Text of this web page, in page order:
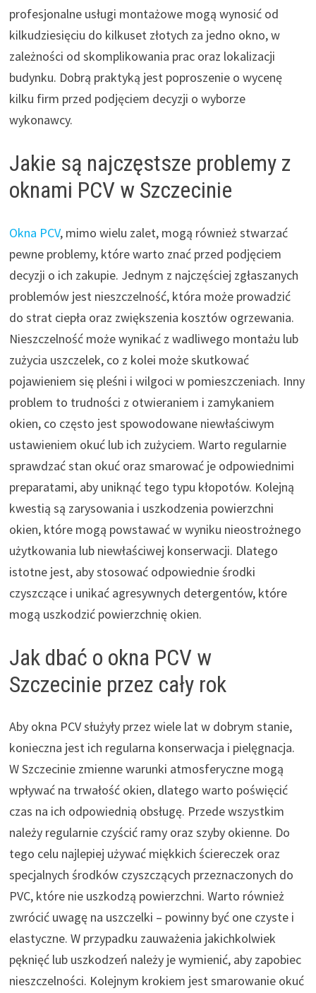
profesjonalne usługi montażowe mogą wynosić od
kilkudziesięciu do kilkuset złotych za jedno okno, w
zależności od skomplikowania prac oraz lokalizacji
budynku. Dobrą praktyką jest poproszenie o wycenę
kilku firm przed podjęciem decyzji o wyborze
wykonawcy.
Jakie są najczęstsze problemy z
oknami PCV w Szczecinie
Okna PCV, mimo wielu zalet, mogą również stwarzać
pewne problemy, które warto znać przed podjęciem
decyzji o ich zakupie. Jednym z najczęściej zgłaszanych
problemów jest nieszczelność, która może prowadzić
do strat ciepła oraz zwiększenia kosztów ogrzewania.
Nieszczelność może wynikać z wadliwego montażu lub
zużycia uszczelek, co z kolei może skutkować
pojawieniem się pleśni i wilgoci w pomieszczeniach. Inny
problem to trudności z otwieraniem i zamykaniem
okien, co często jest spowodowane niewłaściwym
ustawieniem okuć lub ich zużyciem. Warto regularnie
sprawdzać stan okuć oraz smarować je odpowiednimi
preparatami, aby uniknąć tego typu kłopotów. Kolejną
kwestią są zarysowania i uszkodzenia powierzchni
okien, które mogą powstawać w wyniku nieostrożnego
użytkowania lub niewłaściwej konserwacji. Dlatego
istotne jest, aby stosować odpowiednie środki
czyszczące i unikać agresywnych detergentów, które
mogą uszkodzić powierzchnię okien.
Jak dbać o okna PCV w
Szczecinie przez cały rok
Aby okna PCV służyły przez wiele lat w dobrym stanie,
konieczna jest ich regularna konserwacja i pielęgnacja.
W Szczecinie zmienne warunki atmosferyczne mogą
wpływać na trwałość okien, dlatego warto poświęcić
czas na ich odpowiednią obsługę. Przede wszystkim
należy regularnie czyścić ramy oraz szyby okienne. Do
tego celu najlepiej używać miękkich ściereczek oraz
specjalnych środków czyszczących przeznaczonych do
PVC, które nie uszkodzą powierzchni. Warto również
zwrócić uwagę na uszczelki – powinny być one czyste i
elastyczne. W przypadku zauważenia jakichkolwiek
pęknięć lub uszkodzeń należy je wymienić, aby zapobiec
nieszczelności. Kolejnym krokiem jest smarowanie okuć